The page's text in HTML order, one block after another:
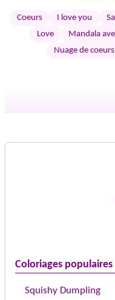
Coloriages populaires
Squishy Dumpling
Coeurs I love you
Love
Mandala
Nuage de coeurs